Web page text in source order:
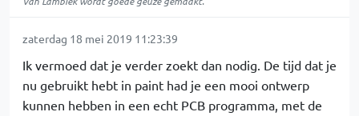
zaterdag 18 mei 2019 11:23:39
Ik vermoed dat je verder zoekt dan nodig. De tijd dat je
nu gebruikt hebt in paint had je een mooi ontwerp
kunnen hebben in een echt PCB programma, met de